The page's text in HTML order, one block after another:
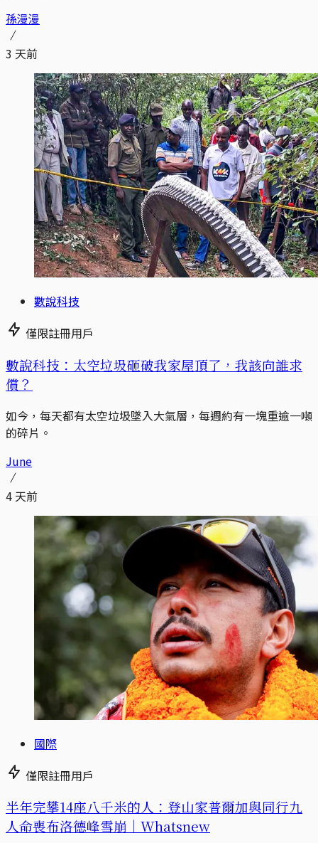
孫漫漫
3 天前
數說科技
僅限註冊用戶
數說科技：太空垃圾砸破我家屋頂了，我該向誰求
償？
如今，每天都有太空垃圾墜入大氣層，每週約有一塊重逾一噸
的碎片。
June
4 天前
國際
僅限註冊用戶
半年完攀14座八千米的人：登山家普爾加與同行九
人命喪布洛德峰雪崩｜Whatsnew